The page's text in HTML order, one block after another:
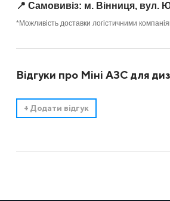
📍 Самовивіз: м. Вінниця, вул.
*Можливість доставки логістичними
Відгуки про Міні АЗС для
+ Додати відгук